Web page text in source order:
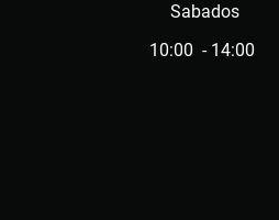
Sabados
10:00 - 14:00